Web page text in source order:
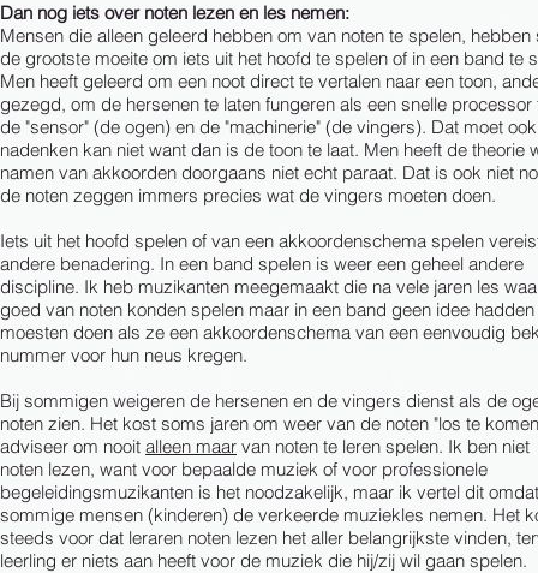
Dan nog iets over noten lezen en les nemen:
Mensen die alleen geleerd hebben om van noten te spelen,
de grootste moeite om iets uit het hoofd te spelen of in een band te
Men heeft geleerd om een noot direct te vertalen naar een toon,
gezegd, om de hersenen te laten fungeren als een snelle processor
de "sensor" (de ogen) en de "machinerie" (de vingers). Dat moet
nadenken kan niet want dan is de toon te laat. Men heeft de theorie
namen van akkoorden doorgaans niet echt paraat. Dat is ook niet
de noten zeggen immers precies wat de vingers moeten doen.
Iets uit het hoofd spelen of van een akkoordenschema spelen
andere benadering. In een band spelen is weer een geheel andere
discipline. Ik heb muzikanten meegemaakt die na vele jaren les
goed van noten konden spelen maar in een band geen idee
moesten doen als ze een akkoordenschema van een eenvoudig
nummer voor hun neus kregen.
Bij sommigen weigeren de hersenen en de vingers dienst als de
noten zien. Het kost soms jaren om weer van de noten "los te
adviseer om nooit alleen maar van noten te leren spelen. Ik ben
noten lezen, want voor bepaalde muziek of voor professionele
begeleidingsmuzikanten is het noodzakelijk, maar ik vertel dit omdat
sommige mensen (kinderen) de verkeerde muziekles nemen. Het
steeds voor dat leraren noten lezen het aller belangrijkste vinden,
leerling er niets aan heeft voor de muziek die hij/zij wil gaan spelen.